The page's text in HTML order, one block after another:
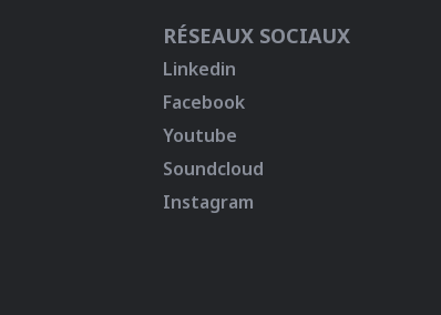
RÉSEAUX SOCIAUX
Linkedin
Facebook
Youtube
Soundcloud
Instagram